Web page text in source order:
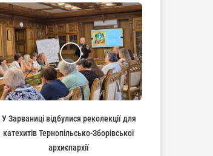
У Зарваниці відбулися реколекції для
катехитів Тернопільсько-Зборівської
архиєпархії